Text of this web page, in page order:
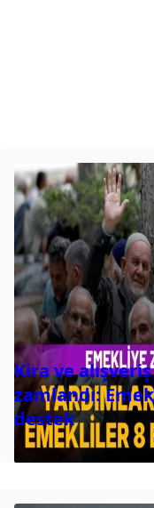
Kira ve alışveriş
zamlandı:
destek